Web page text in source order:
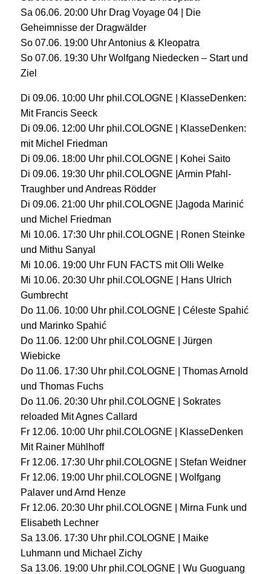
Sa 06.06. 20:00 Uhr Drag Voyage 04 | Die
Geheimnisse der Dragwälder
So 07.06. 19:00 Uhr Antonius & Kleopatra
So 07.06. 19:30 Uhr Wolfgang Niedecken – Start und
Ziel
Di 09.06. 10:00 Uhr phil.COLOGNE | KlasseDenken:
Mit Francis Seeck
Di 09.06. 12:00 Uhr phil.COLOGNE | KlasseDenken:
mit Michel Friedman
Di 09.06. 18:00 Uhr phil.COLOGNE | Kohei Saito
Di 09.06. 19:30 Uhr phil.COLOGNE |Armin Pfahl-
Traughber und Andreas Rödder
Di 09.06. 21:00 Uhr phil.COLOGNE |Jagoda Marinić
und Michel Friedman
Mi 10.06. 17:30 Uhr phil.COLOGNE | Ronen Steinke
und Mithu Sanyal
Mi 10.06. 19:00 Uhr FUN FACTS mit Olli Welke
Mi 10.06. 20:30 Uhr phil.COLOGNE | Hans Ulrich
Gumbrecht
Do 11.06. 10:00 Uhr phil.COLOGNE | Céleste Spahić
und Marinko Spahić
Do 11.06. 12:00 Uhr phil.COLOGNE | Jürgen
Wiebicke
Do 11.06. 17:30 Uhr phil.COLOGNE | Thomas Arnold
und Thomas Fuchs
Do 11.06. 20:30 Uhr phil.COLOGNE | Sokrates
reloaded Mit Agnes Callard
Fr 12.06. 10:00 Uhr phil.COLOGNE | KlasseDenken
Mit Rainer Mühlhoff
Fr 12.06. 17:30 Uhr phil.COLOGNE | Stefan Weidner
Fr 12.06. 19:00 Uhr phil.COLOGNE | Wolfgang
Palaver und Arnd Henze
Fr 12.06. 20:30 Uhr phil.COLOGNE | Mirna Funk und
Elisabeth Lechner
Sa 13.06. 17:30 Uhr phil.COLOGNE | Maike
Luhmann und Michael Zichy
Sa 13.06. 19:00 Uhr phil.COLOGNE | Wu Guoguang